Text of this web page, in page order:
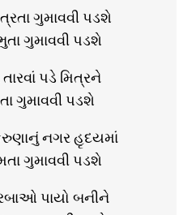
ગુમાવવી પડશે
ગુમાવવી પડશે
પડે મિત્રને
ગુમાવવી પડશે
નગર હૃદયમાં
ગુમાવવી પડશે
પાયો બનીને